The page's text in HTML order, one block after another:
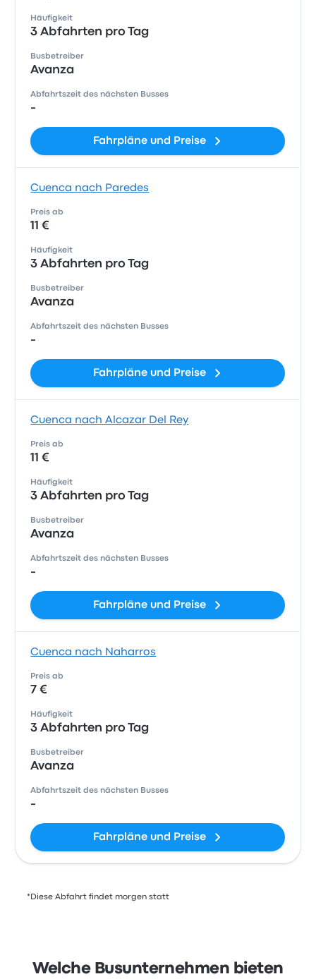
Häufigkeit
3 Abfahrten pro Tag
Busbetreiber
Avanza
Abfahrtszeit des nächsten Busses
-
Fahrpläne und Preise
Cuenca nach Paredes
Preis ab
11 €
Häufigkeit
3 Abfahrten pro Tag
Busbetreiber
Avanza
Abfahrtszeit des nächsten Busses
-
Fahrpläne und Preise
Cuenca nach Alcazar Del Rey
Preis ab
11 €
Häufigkeit
3 Abfahrten pro Tag
Busbetreiber
Avanza
Abfahrtszeit des nächsten Busses
-
Fahrpläne und Preise
Cuenca nach Naharros
Preis ab
7 €
Häufigkeit
3 Abfahrten pro Tag
Busbetreiber
Avanza
Abfahrtszeit des nächsten Busses
-
Fahrpläne und Preise
*Diese Abfahrt findet morgen statt
Welche Busunternehmen bieten